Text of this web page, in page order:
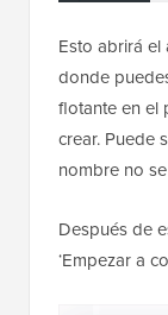
Esto abrirá el
donde
flotante en el
crear. Puede
nombre no
Después de
‘Empezar a